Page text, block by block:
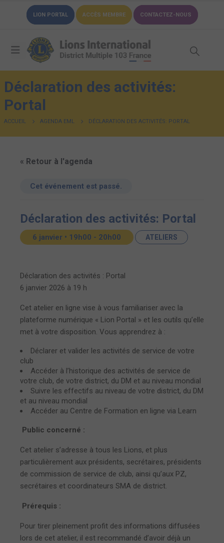
LION PORTAL ACCÈS MEMBRE CONTACTEZ-NOUS
Déclaration des activités:
Portal
ACCUEIL AGENDA EML DÉCLARATION DES ACTIVITÉS: PORTAL
« Retour à l'agenda
Cet événement est passé.
Déclaration des activités: Portal
6 janvier • 19h00 - 20h00 ATELIERS
Déclaration des activités : Portal
6 janvier 2026 à 19 h
Cet atelier en ligne vise à vous familiariser avec la
plateforme numérique « Lion Portal » et les outils qu’elle
met à votre disposition. Vous apprendrez à :
Déclarer et valider les activités de service de votre
club
Accéder à l’historique des activités de service de
votre club, de votre district, du DM et au niveau mondial
Suivre les effectifs au niveau de votre district, du DM
et au niveau mondial
Accéder au Centre de Formation en ligne via Learn
Public concerné :
Cet atelier s’adresse à tous les Lions, et plus
particulièrement aux présidents, secrétaires, présidents
de commission de service de club, ainsi qu’aux PZ,
secrétaires et coordinateurs SMA de district.
Prérequis :
Pour tirer pleinement profit des informations diffusées
lors de cet atelier, il est recommandé d’avoir déjà un